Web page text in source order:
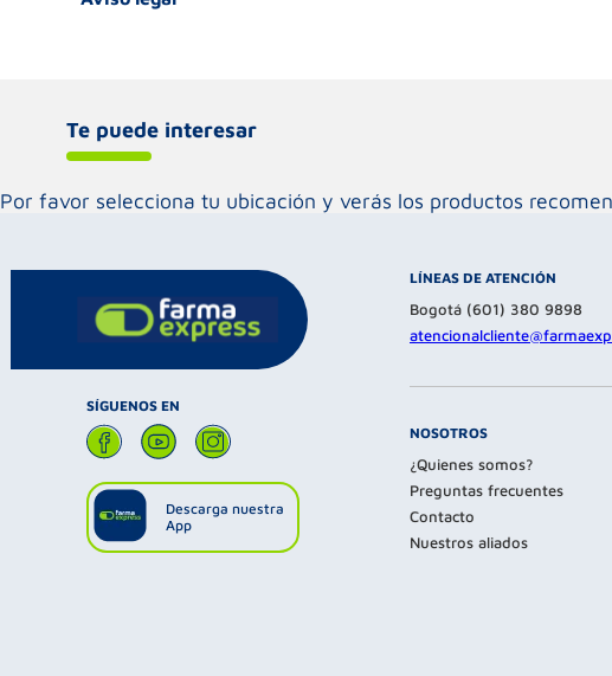
Te puede interesar
Por favor selecciona tu ubicación y verás los productos
SÍGUENOS EN
Descarga nuestra
App
LÍNEAS DE ATENCIÓN
Bogotá (601) 380 9898
NOSOTROS
¿Quienes somos?
Preguntas frecuentes
Contacto
Nuestros aliados